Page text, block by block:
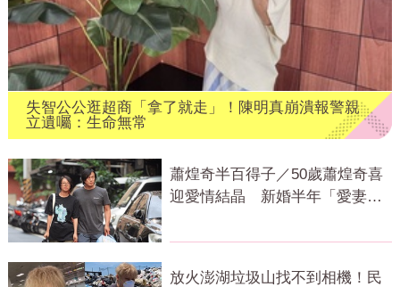
失智公公逛超商「拿了就走」！陳明真崩潰報警親
立遺囑：生命無常
蕭煌奇半百得子／50歲蕭煌奇喜
迎愛情結晶 新婚半年「愛妻懷
放火澎湖垃圾山找不到相機！民